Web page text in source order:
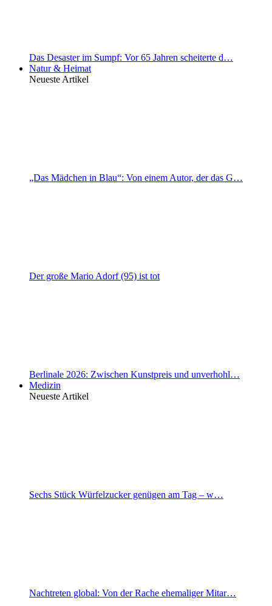
Das Desaster im Sumpf: Vor 65 Jahren scheiterte d…
Natur & Heimat
Neueste Artikel
„Das Mädchen in Blau“: Von einem Autor, der das G…
Der große Mario Adorf (95) ist tot
Berlinale 2026: Zwischen Kunstpreis und unverhohl…
Medizin
Neueste Artikel
Sechs Stück Würfelzucker genügen am Tag – w…
Nachtreten global: Von der Rache ehemaliger Mitar…